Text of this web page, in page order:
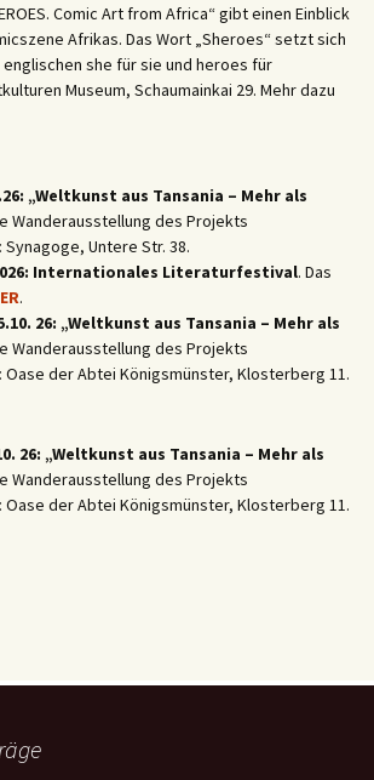
Comic Art from Africa“ gibt einen Einblick
Afrikas. Das Wort „Sheroes“ setzt sich
englischen she für sie und heroes für
Museum, Schaumainkai 29. Mehr dazu
„Weltkunst aus Tansania – Mehr als
Wanderausstellung des Projekts
Synagoge, Untere Str. 38.
Internationales Literaturfestival. Das
.
26: „Weltkunst aus Tansania – Mehr als
Wanderausstellung des Projekts
Oase der Abtei Königsmünster, Klosterberg 11.
26: „Weltkunst aus Tansania – Mehr als
Wanderausstellung des Projekts
Oase der Abtei Königsmünster, Klosterberg 11.